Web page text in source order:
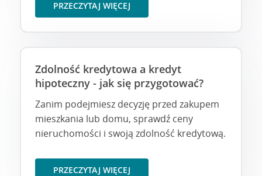
PRZECZYTAJ WIĘCEJ
Zdolność kredytowa a kredyt
hipoteczny - jak się przygotować?
Zanim podejmiesz decyzję przed zakupem
mieszkania lub domu, sprawdź ceny
nieruchomości i swoją zdolność kredytową.
PRZECZYTAJ WIĘCEJ